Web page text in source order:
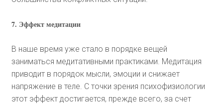
7. Эффект медитации
В наше время уже стало в порядке вещей
заниматься медитативными практиками. Медитация
приводит в порядок мысли, эмоции и снижает
напряжение в теле. С точки зрения психофизиологии
этот эффект достигается, прежде всего, за счет